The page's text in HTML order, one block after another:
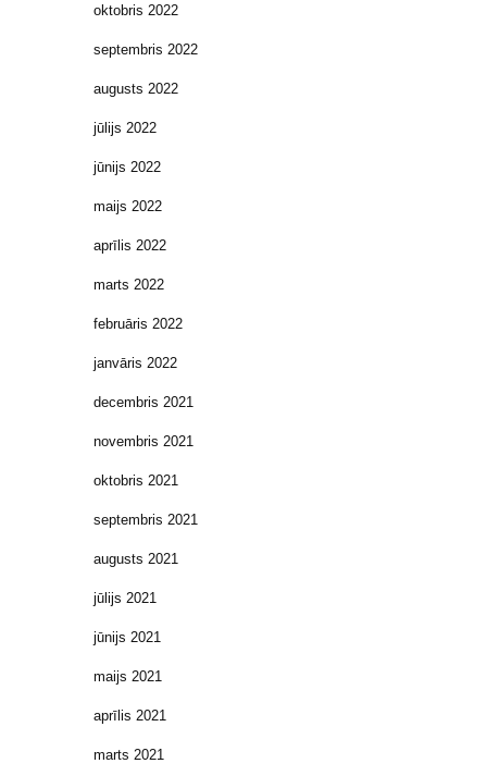
oktobris 2022
septembris 2022
augusts 2022
jūlijs 2022
jūnijs 2022
maijs 2022
aprīlis 2022
marts 2022
februāris 2022
janvāris 2022
decembris 2021
novembris 2021
oktobris 2021
septembris 2021
augusts 2021
jūlijs 2021
jūnijs 2021
maijs 2021
aprīlis 2021
marts 2021